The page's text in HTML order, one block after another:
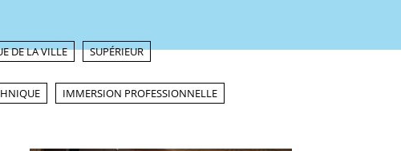
DE LA VILLE SUPÉRIEUR
IMMERSION PROFESSIONNELLE